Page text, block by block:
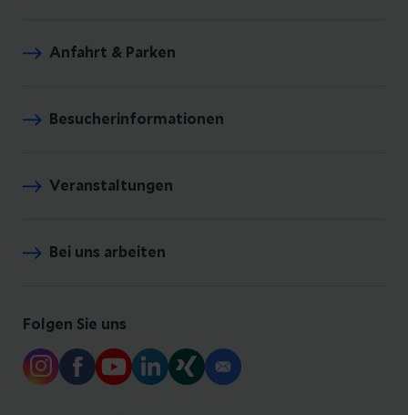
Anfahrt & Parken
Besucherinformationen
Veranstaltungen
Bei uns arbeiten
Folgen Sie uns